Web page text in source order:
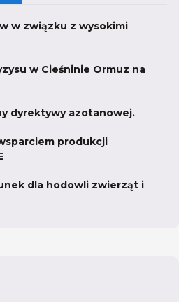
w związku z wysokimi
w Cieśninie Ormuz na
dyrektywy azotanowej.
produkcji
dla hodowli zwierząt i